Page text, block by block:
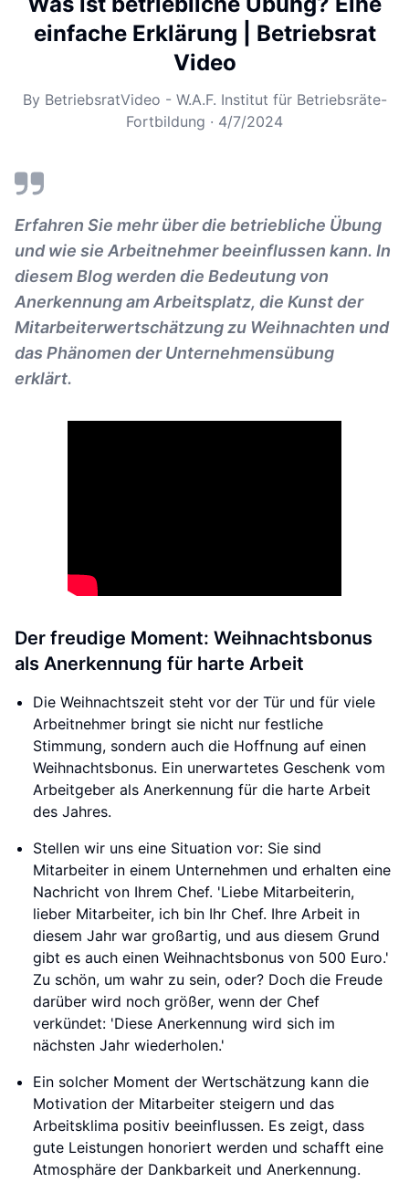
einfache Erklärung | Betriebsrat
Video
By BetriebsratVideo - W.A.F. Institut für Betriebsräte-
Fortbildung · 4/7/2024
Erfahren Sie mehr über die betriebliche Übung
und wie sie Arbeitnehmer beeinflussen kann. In
diesem Blog werden die Bedeutung von
Anerkennung am Arbeitsplatz, die Kunst der
Mitarbeiterwertschätzung zu Weihnachten und
das Phänomen der Unternehmensübung
erklärt.
Der freudige Moment: Weihnachtsbonus
als Anerkennung für harte Arbeit
Die Weihnachtszeit steht vor der Tür und für viele
Arbeitnehmer bringt sie nicht nur festliche
Stimmung, sondern auch die Hoffnung auf einen
Weihnachtsbonus. Ein unerwartetes Geschenk vom
Arbeitgeber als Anerkennung für die harte Arbeit
des Jahres.
Stellen wir uns eine Situation vor: Sie sind
Mitarbeiter in einem Unternehmen und erhalten eine
Nachricht von Ihrem Chef. 'Liebe Mitarbeiterin,
lieber Mitarbeiter, ich bin Ihr Chef. Ihre Arbeit in
diesem Jahr war großartig, und aus diesem Grund
gibt es auch einen Weihnachtsbonus von 500 Euro.'
Zu schön, um wahr zu sein, oder? Doch die Freude
darüber wird noch größer, wenn der Chef
verkündet: 'Diese Anerkennung wird sich im
nächsten Jahr wiederholen.'
Ein solcher Moment der Wertschätzung kann die
Motivation der Mitarbeiter steigern und das
Arbeitsklima positiv beeinflussen. Es zeigt, dass
gute Leistungen honoriert werden und schafft eine
Atmosphäre der Dankbarkeit und Anerkennung.